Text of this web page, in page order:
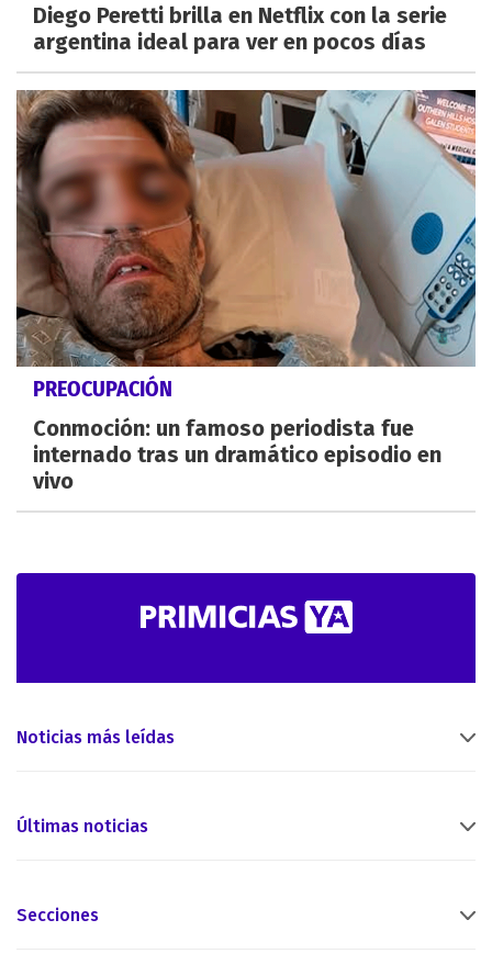
Diego Peretti brilla en Netflix con la serie
argentina ideal para ver en pocos días
PREOCUPACIÓN
Conmoción: un famoso periodista fue
internado tras un dramático episodio en
vivo
Noticias más leídas
Últimas noticias
Secciones